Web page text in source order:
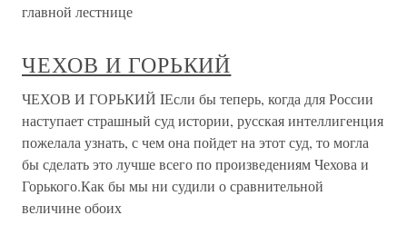
главной лестнице
ЧЕХОВ И ГОРЬКИЙ
ЧЕХОВ И ГОРЬКИЙ IЕсли бы теперь, когда для России
наступает страшный суд истории, русская интеллигенция
пожелала узнать, с чем она пойдет на этот суд, то могла
бы сделать это лучше всего по произведениям Чехова и
Горького.Как бы мы ни судили о сравнительной
величине обоих